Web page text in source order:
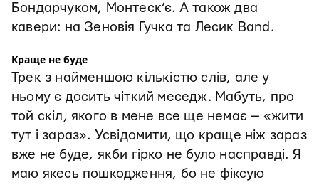
Бондарчуком, Монтеск’є. А також два
кавери: на Зеновія Гучка та Лесик Band.
Краще не буде
Трек з найменшою кількістю слів, але у
ньому є досить чіткий меседж. Мабуть, про
той скіл, якого в мене все ще немає — «жити
тут і зараз». Усвідомити, що краще ніж зараз
вже не буде, якби гірко не було насправді. Я
маю якесь пошкодження, бо не фіксую